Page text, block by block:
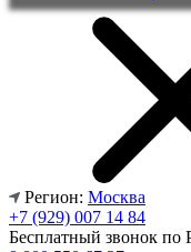
Регион: Москва
+7 (929) 007 14 84
Бесплатный звонок по